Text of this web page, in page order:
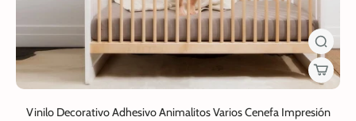
Vinilo Decorativo Adhesivo Animalitos Varios Cenefa Impresión